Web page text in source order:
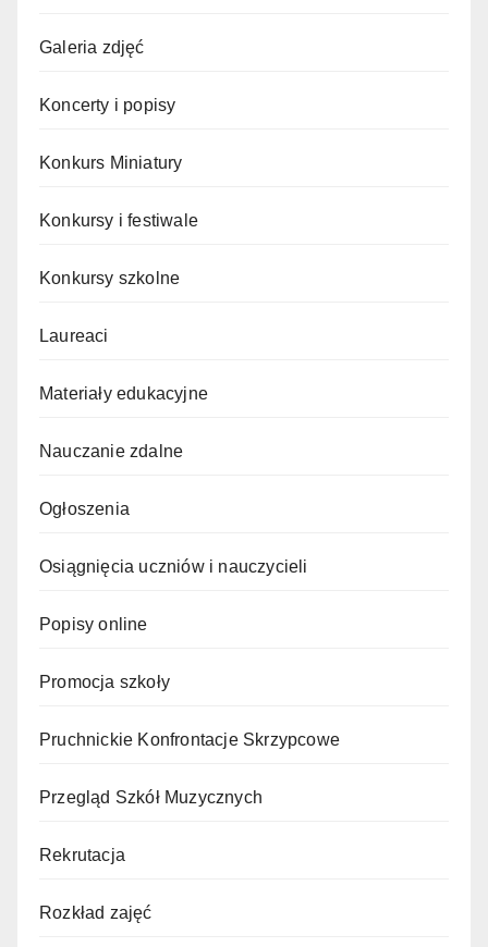
Galeria zdjęć
Koncerty i popisy
Konkurs Miniatury
Konkursy i festiwale
Konkursy szkolne
Laureaci
Materiały edukacyjne
Nauczanie zdalne
Ogłoszenia
Osiągnięcia uczniów i nauczycieli
Popisy online
Promocja szkoły
Pruchnickie Konfrontacje Skrzypcowe
Przegląd Szkół Muzycznych
Rekrutacja
Rozkład zajęć